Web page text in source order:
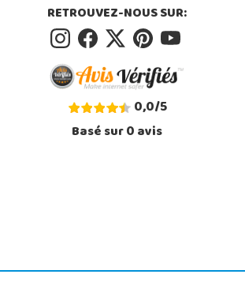
RETROUVEZ-NOUS SUR:
0,0/5
Basé sur0avis